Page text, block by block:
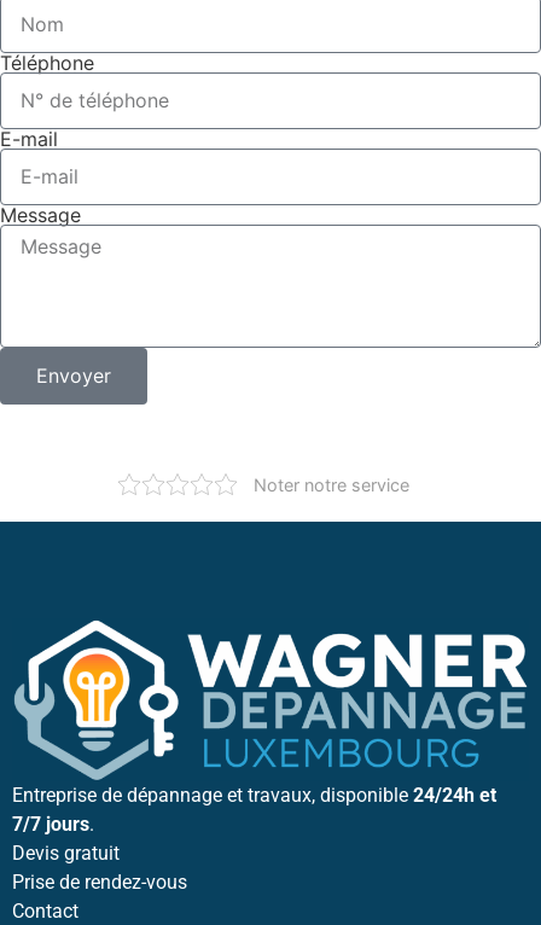
Téléphone
E-mail
Message
Envoyer
Noter notre service
Entreprise de dépannage et travaux, disponible 24/24h et
7/7 jours.
Devis gratuit
Prise de rendez-vous
Contact